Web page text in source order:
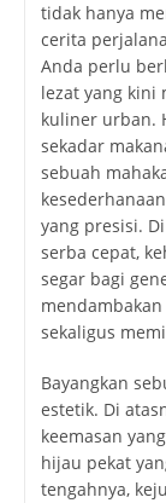
tidak hanya
cerita
Anda perlu
lezat yang kini
kuliner urban.
sekadar
sebuah
yang presisi.
serba cepat,
segar bagi
sekaligus
Bayangkan
estetik. Di
keemasan
hijau pekat
tengahnya,